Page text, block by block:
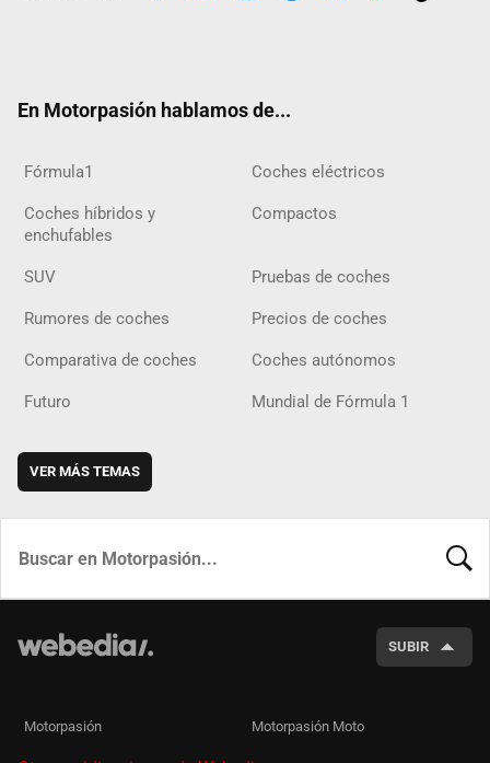
En Motorpasión hablamos de...
Fórmula1 Coches eléctricos
Coches híbridos y
enchufables
Compactos
SUV Pruebas de coches
Rumores de coches Precios de coches
Comparativa de coches Coches autónomos
Futuro Mundial de Fórmula 1
VER MÁS TEMAS
SUBIR
Motorpasión Motorpasión Moto